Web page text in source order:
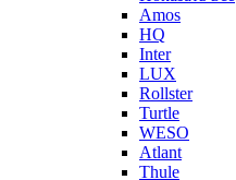
Amos
HQ
Inter
LUX
Rollster
Turtle
WESO
Atlant
Thule